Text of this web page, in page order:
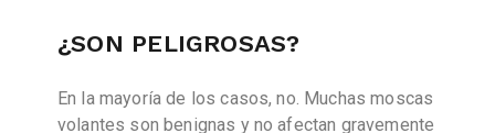
¿SON PELIGROSAS?
En la mayoría de los casos, no. Muchas moscas
volantes son benignas y no afectan gravemente